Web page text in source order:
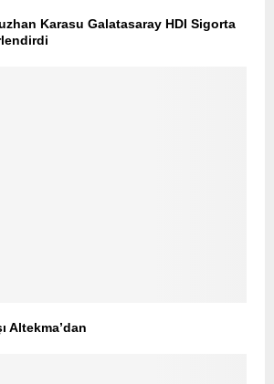
Karasu Galatasaray HDI Sigorta
Altekma’dan